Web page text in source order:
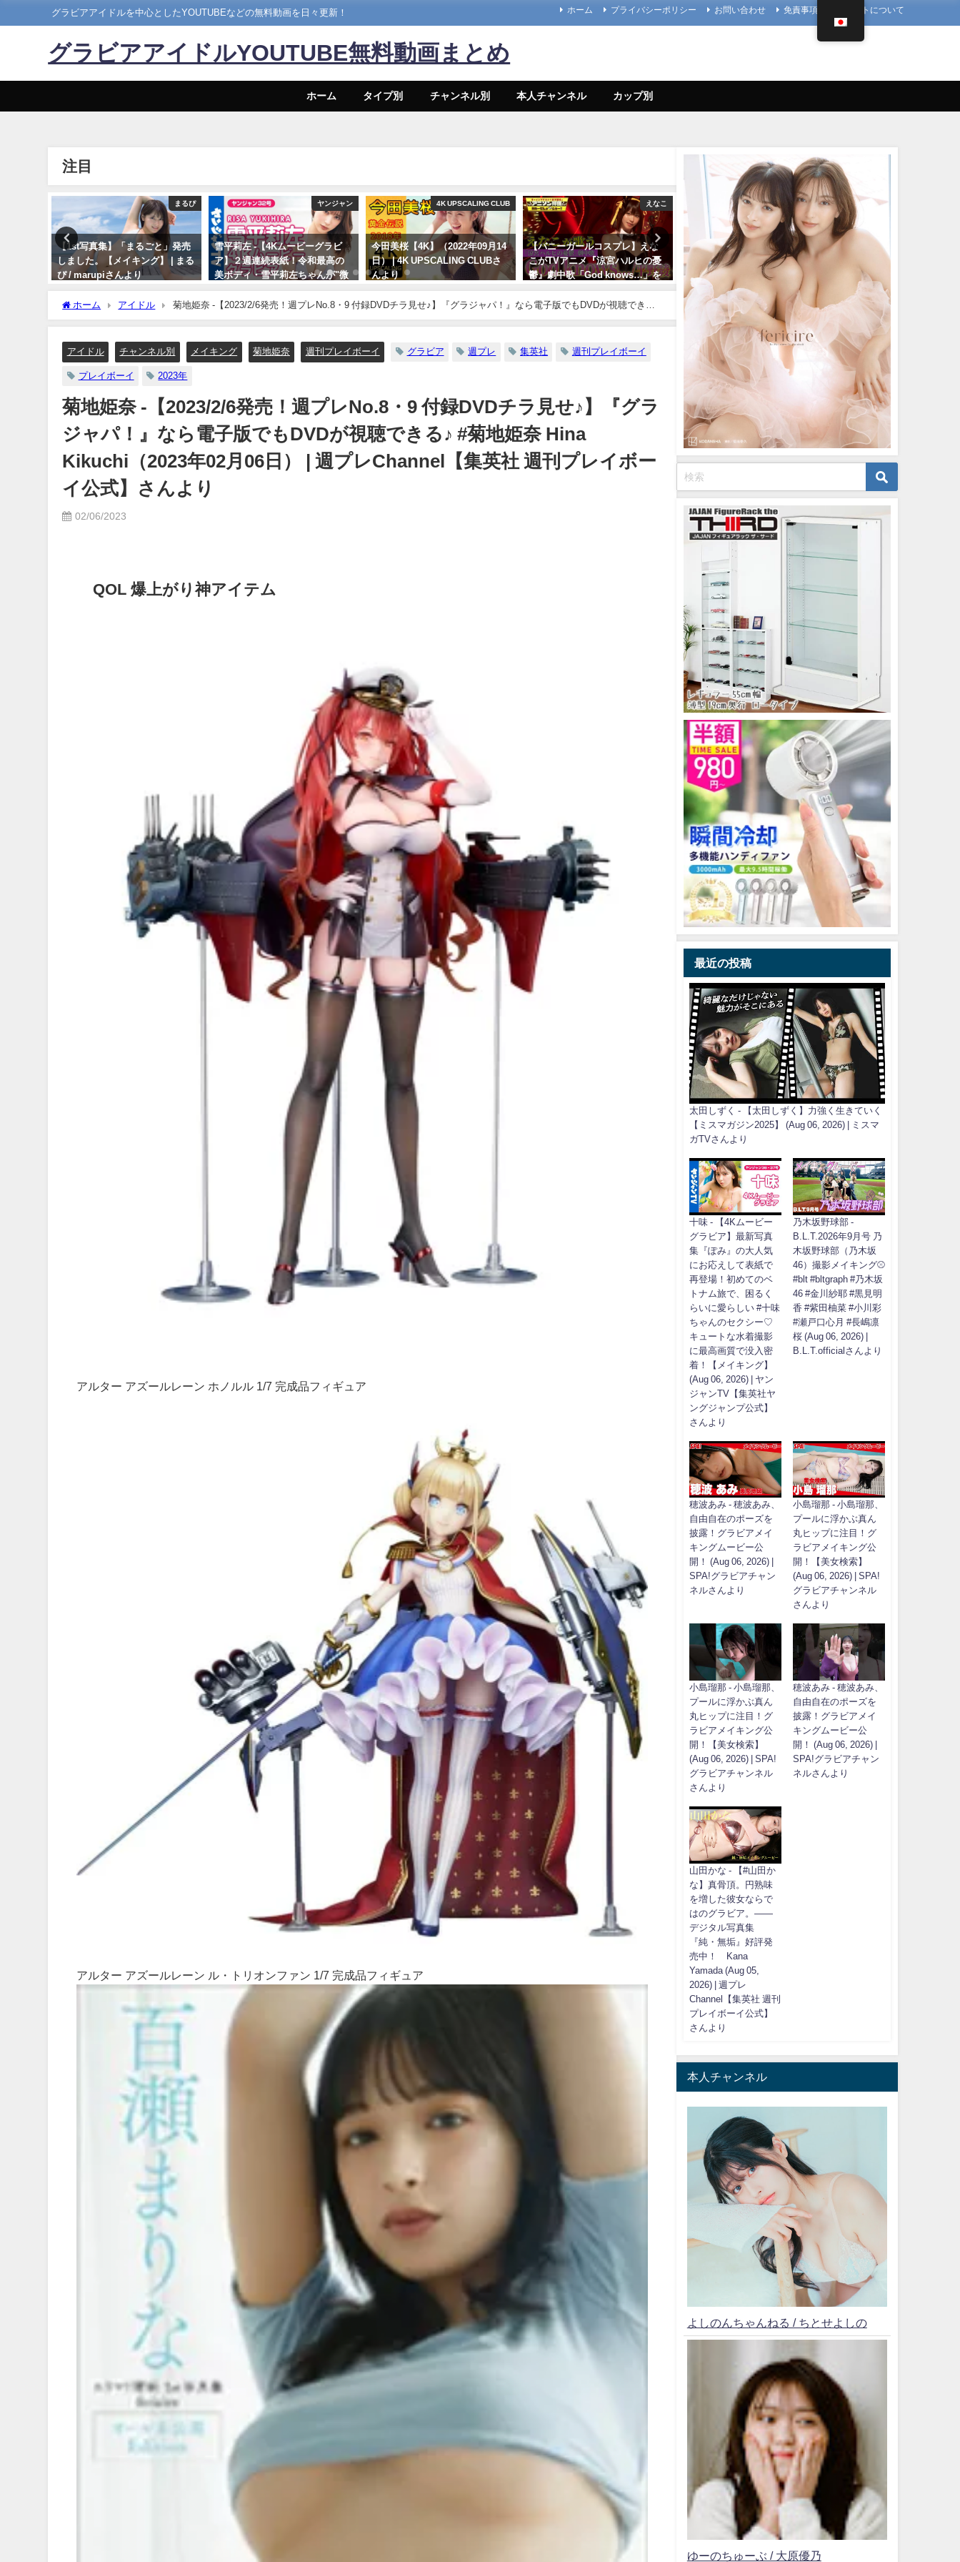
グラビアアイドルを中心としたYOUTUBEなどの無料動画を日々更新！ ホーム プライバシーポリシー お問い合わせ 免責事項 当サイトについて
グラビアアイドルYOUTUBE無料動画まとめ
ホーム タイプ別 チャンネル別 本人チャンネル カップ別
注目
まるぴ
【1st写真集】「まるごと」発売
しました。【メイキング】 | まる
ぴ / marupiさんより
ヤンジャン
雪平莉左 -【4Kムービーグラビ
ア】２週連続表紙！令和最高の
美ボディ・雪平莉左ちゃんが"微
笑みの国"タイで魅せる女神の微
笑み！カラフルでビビッドな水
着撮影に最高画質で没入密着！
日） | ヤンジャンTV【集英社ヤ
ングジャンプ公式】さんより
4K UPSCALING CLUB
今田美桜【4K】（2022年09月14
日） | 4K UPSCALING CLUBさ
んより
えなこ
【バニーガールコスプレ】えな
こがTVアニメ『涼宮ハルヒの憂
鬱』劇中歌「God knows…」を
神カバー！！
10/17/2024
写真集PV
櫻井音乃 写真集PV - 【#櫻井音
乃】21歳、音乃パイセンのオト
ナな挑戦ーOtono Sakurai（2023
年12月20日） | 週プレ
Channel【集英社 週刊プレイボ
ーイ公式】さんより
12/20/2023
篠崎愛【4K】（2023年08
日） | 4K UPSCALING
んより
08/25/2023
ホーム アイドル
菊地姫奈 -【2023/2/6発売！週プレNo.8・9 付録DVDチラ見せ♪】『グラジャパ！』なら電子版でもDVDが視聴できる♪
#菊地姫奈 Hina Kikuchi（2023年02月06日） | 週プレChannel【集英社 週刊プレイボーイ公式】さんより
アイドル チャンネル別 メイキング 菊地姫奈 週刊プレイボーイ グラビア 週プレ 集英社 週刊プレイボーイ
プレイボーイ 2023年
菊地姫奈 -【2023/2/6発売！週プレNo.8・9 付録DVDチラ見せ♪】『グラ
ジャパ！』なら電子版でもDVDが視聴できる♪ #菊地姫奈 Hina
Kikuchi（2023年02月06日） | 週プレChannel【集英社 週刊プレイボー
イ公式】さんより
02/06/2023
QOL 爆上がり神アイテム
アルター アズールレーン ホノルル 1/7 完成品フィギュア
アルター アズールレーン ル・トリオンファン 1/7 完成品フィギュア
最近の投稿
太田しずく - 【太田しずく】力強く生きていく
【ミスマガジン2025】 (Aug 06, 2026) | ミスマ
ガTVさんより
十味 - 【4Kムービー
グラビア】最新写真
集『ぽみ』の大人気
にお応えして表紙で
再登場！初めてのベ
トナム旅で、困るく
らいに愛らしい #十味
ちゃんのセクシー♡
キュートな水着撮影
に最高画質で没入密
着！【メイキング】
(Aug 06, 2026) | ヤン
ジャンTV【集英社ヤ
ングジャンプ公式】
さんより
乃木坂野球部 -
B.L.T.2026年9月号 乃
木坂野球部（乃木坂
46）撮影メイキング⚾️
#blt #bltgraph #乃木坂
46 #金川紗耶 #黒見明
香 #紫田柚菜 #小川彩
#瀬戸口心月 #長嶋凛
桜 (Aug 06, 2026) |
B.L.T.officialさんより
穂波あみ - 穂波あみ、
自由自在のポーズを
披露！グラビアメイ
キングムービー公
開！ (Aug 06, 2026) |
SPA!グラビアチャン
ネルさんより
小島瑠那 - 小島瑠那、
プールに浮かぶ真ん
丸ヒップに注目！グ
ラビアメイキング公
開！【美女検索】
(Aug 06, 2026) | SPA!
グラビアチャンネル
さんより
小島瑠那 - 小島瑠那、
プールに浮かぶ真ん
丸ヒップに注目！グ
ラビアメイキング公
開！【美女検索】
(Aug 06, 2026) | SPA!
グラビアチャンネル
さんより
穂波あみ - 穂波あみ、
自由自在のポーズを
披露！グラビアメイ
キングムービー公
開！ (Aug 06, 2026) |
SPA!グラビアチャン
ネルさんより
山田かな - 【#山田か
な】真骨頂。円熟味
を増した彼女ならで
はのグラビア。――
デジタル写真集
『純・無垢』好評発
売中！ Kana
Yamada (Aug 05,
2026) | 週プレ
Channel【集英社 週刊
プレイボーイ公式】
さんより
本人チャンネル
よしのんちゃんねる / ちとせよしの
ゆーのちゅーぶ / 大原優乃